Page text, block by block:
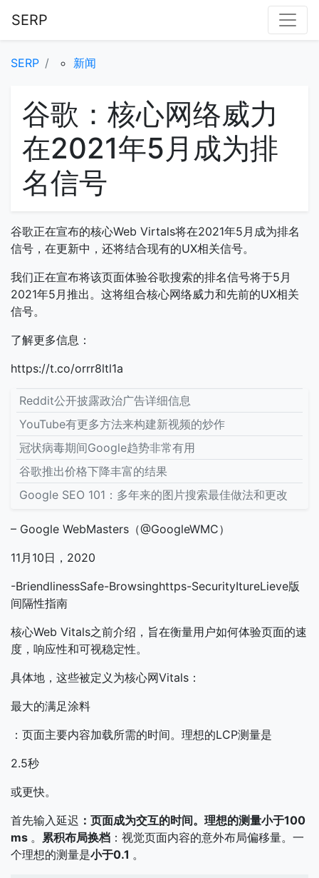
SERP
SERP 新闻
谷歌：核心网络威力
在2021年5月成为排
名信号
谷歌正在宣布的核心Web Virtals将在2021年5月成为排名
信号，在更新中，还将结合现有的UX相关信号。
我们正在宣布将该页面体验谷歌搜索的排名信号将于5月
2021年5月推出。这将组合核心网络威力和先前的UX相关
信号。
了解更多信息：
https://t.co/orrr8ltl1a
Reddit公开披露政治广告详细信息
YouTube有更多方法来构建新视频的炒作
冠状病毒期间Google趋势非常有用
谷歌推出价格下降丰富的结果
Google SEO 101：多年来的图片搜索最佳做法和更改
– Google WebMasters（@GoogleWMC）
11月10日，2020
-BriendlinessSafe-Browsinghttps-SecurityItureLieve版
间隔性指南
核心Web Vitals之前介绍，旨在衡量用户如何体验页面的速
度，响应性和可视稳定性。
具体地，这些被定义为核心网Vitals：
最大的满足涂料
：页面主要内容加载所需的时间。理想的LCP测量是
2.5秒
或更快。
首先输入延迟 ：页面成为交互的时间。理想的测量小于100
ms 。 累积布局换档 ：视觉页面内容的意外布局偏移量。一
个理想的测量是小于0.1 。